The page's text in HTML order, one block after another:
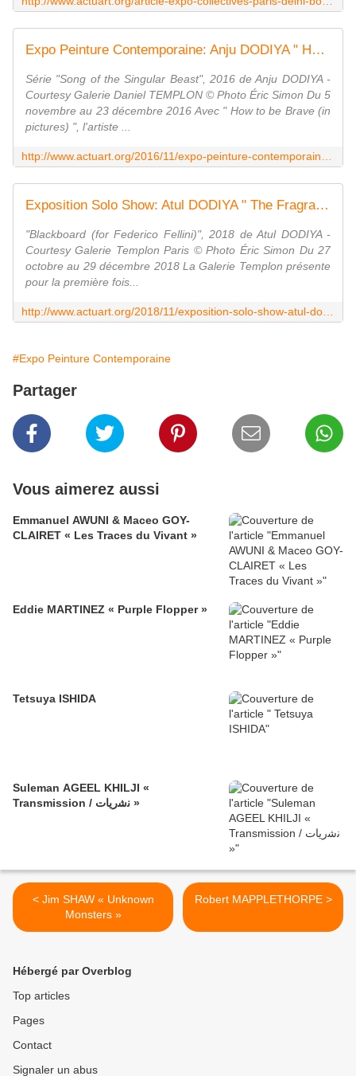
Expo Peinture Contemporaine: Anju DODIYA " How to be brave (in pictures) " - ACTUART by Eric SIMON
Série "Song of the Singular Beast", 2016 de Anju DODIYA -
Courtesy Galerie Daniel TEMPLON © Photo Éric Simon Du 5
novembre au 23 décembre 2016 Avec " How to be Brave (in
pictures) ", l'artiste ...
Exposition Solo Show: Atul DODIYA " The Fragrance of a Paper Rose " - ACTUART by Eric SIMON
"Blackboard (for Federico Fellini)", 2018 de Atul DODIYA -
Courtesy Galerie Templon Paris © Photo Éric Simon Du 27
octobre au 29 décembre 2018 La Galerie Templon présente
pour la première fois...
#Expo Peinture Contemporaine
Partager
Vous aimerez aussi
Emmanuel AWUNI & Maceo GOY-
CLAIRET « Les Traces du Vivant »
Eddie MARTINEZ « Purple Flopper »
Tetsuya ISHIDA
Suleman AGEEL KHILJI «
Transmission / ﻧﺷرﯾﺎت »
< Jim SHAW « Unknown
Monsters »
Robert MAPPLETHORPE >
Hébergé par Overblog
Top articles
Pages
Contact
Signaler un abus